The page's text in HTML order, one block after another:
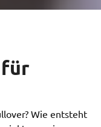
Wie entsteht